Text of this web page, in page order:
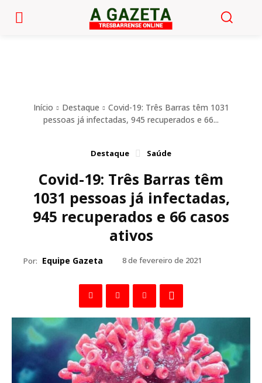
Início Destaque
Covid-19: Três Barras têm 1031
pessoas já infectadas, 945 recuperados e 66...
Destaque Saúde
Covid-19: Três Barras têm
1031 pessoas já infectadas,
945 recuperados e 66 casos
ativos
Por: Equipe Gazeta 8 de fevereiro de 2021